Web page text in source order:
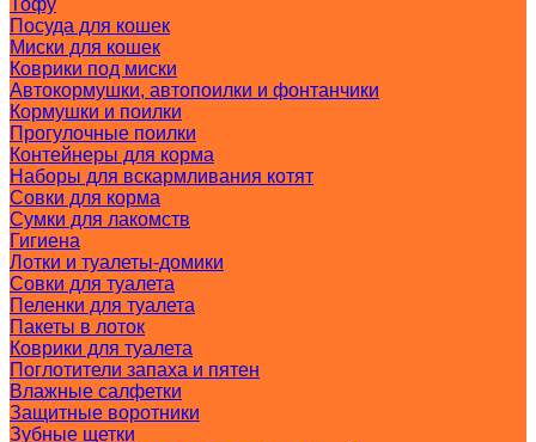
Тофу
Посуда для кошек
Миски для кошек
Коврики под миски
Автокормушки, автопоилки и фонтанчики
Кормушки и поилки
Прогулочные поилки
Контейнеры для корма
Наборы для вскармливания котят
Совки для корма
Сумки для лакомств
Гигиена
Лотки и туалеты-домики
Совки для туалета
Пеленки для туалета
Пакеты в лоток
Коврики для туалета
Поглотители запаха и пятен
Влажные салфетки
Защитные воротники
Зубные щетки